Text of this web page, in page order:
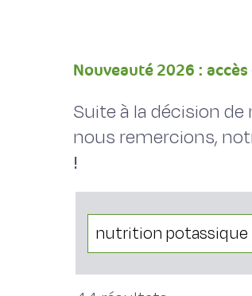
Nouveauté 2026 :
Suite à la décision
nous remercions,
!